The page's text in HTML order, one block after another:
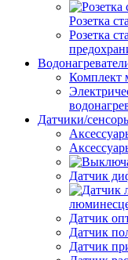
Розетка
Розетка
Комплект
Датчики/
Датчик
Датчик
Датчик
Датчик